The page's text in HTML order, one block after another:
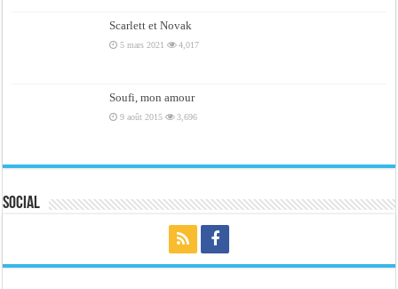
Scarlett et Novak
5 mars 2021 4,017
Soufi, mon amour
9 août 2015 3,696
Social